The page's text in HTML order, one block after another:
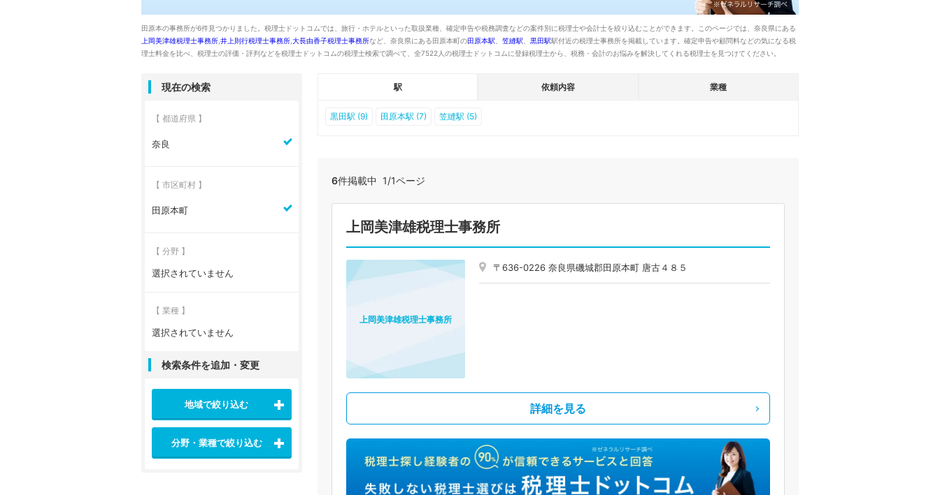
田原本の事務所が6件見つかりました。税理士ドットコムでは、旅行・ホテルといった取扱業種、確定申告や税務調査などの案件別に税理士や会計士を絞り込むことができます。このページでは、奈良県にある
上岡美津雄税理士事務所 井上則行税理士事務所 大長由香子税理士事務所など、奈良県にある田原本町の田原本駅 笠縫駅 黒田駅駅付近の税理士事務所を掲載しています。確定申告や顧問料などの気になる税
理士料金を比べ、税理士の評価・評判などを税理士ドットコムの税理士検索で調べて、全7522人の税理士ドットコムに登録税理士から、税務・会計のお悩みを解決してくれる税理士を見つけてください。
駅 依頼内容 業種
黒田駅 (9) 田原本駅 (7) 笠縫駅 (5)
6件掲載中 1/1ページ
上岡美津雄税理士事務所
〒636-0226 奈良県磯城郡田原本町 唐古４８５
上岡美津雄税理士事務所
詳細を見る
現在の検索
【 都道府県 】
奈良
【 市区町村 】
田原本町
【 分野 】
選択されていません
【 業種 】
選択されていません
検索条件を追加・変更
地域で絞り込む
分野・業種で絞り込む